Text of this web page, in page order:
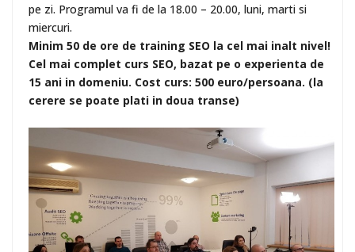
pe zi. Programul va fi de la 18.00 – 20.00, luni, marti si
miercuri.
Minim 50 de ore de training SEO la cel mai inalt nivel!
Cel mai complet curs SEO, bazat pe o experienta de
15 ani in domeniu. Cost curs: 500 euro/persoana. (la
cerere se poate plati in doua transe)